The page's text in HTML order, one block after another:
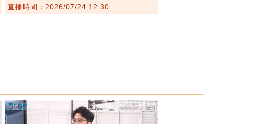
直播時間：2026/07/24 12:30